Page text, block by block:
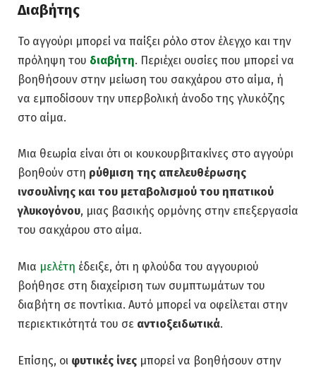
Διαβήτης
Το αγγούρι μπορεί να παίξει ρόλο στον έλεγχο και την
πρόληψη του διαβήτη. Περιέχει ουσίες που μπορεί να
βοηθήσουν στην μείωση του σακχάρου στο αίμα, ή
να εμποδίσουν την υπερβολική άνοδο της γλυκόζης
στο αίμα.
Μια θεωρία είναι ότι οι κουκουρβιτακίνες στο αγγούρι
βοηθούν στη ρύθμιση της απελευθέρωσης
ινσουλίνης και του μεταβολισμού του ηπατικού
γλυκογόνου, μιας βασικής ορμόνης στην επεξεργασία
του σακχάρου στο αίμα.
Μια μελέτη έδειξε, ότι η φλούδα του αγγουριού
βοήθησε στη διαχείριση των συμπτωμάτων του
διαβήτη σε ποντίκια. Αυτό μπορεί να οφείλεται στην
περιεκτικότητά του σε αντιοξειδωτικά.
Επίσης, οι φυτικές ίνες μπορεί να βοηθήσουν στην